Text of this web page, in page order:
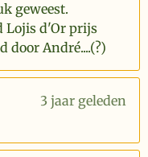
geweest.
Lojis d'Or prijs
door André....(?)
3 jaar geleden